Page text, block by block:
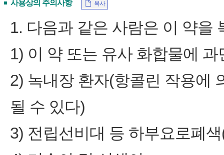
사용상의 주의사항 복사
1. 다음과 같은 사람은 이 약을
1) 이 약 또는 유사 화합물에
2) 녹내장 환자(항콜린 작용에
될 수 있다)
3) 전립선비대 등 하부요로폐